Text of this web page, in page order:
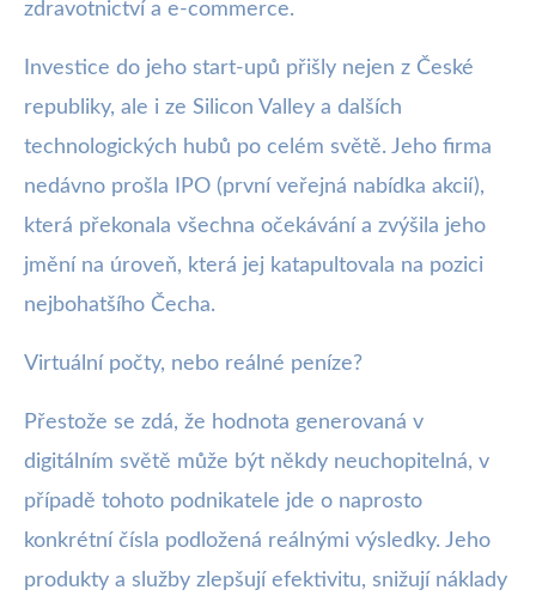
zdravotnictví a e-commerce.
Investice do jeho start-upů přišly nejen z České
republiky, ale i ze Silicon Valley a dalších
technologických hubů po celém světě. Jeho firma
nedávno prošla IPO (první veřejná nabídka akcií),
která překonala všechna očekávání a zvýšila jeho
jmění na úroveň, která jej katapultovala na pozici
nejbohatšího Čecha.
Virtuální počty, nebo reálné peníze?
Přestože se zdá, že hodnota generovaná v
digitálním světě může být někdy neuchopitelná, v
případě tohoto podnikatele jde o naprosto
konkrétní čísla podložená reálnými výsledky. Jeho
produkty a služby zlepšují efektivitu, snižují náklady